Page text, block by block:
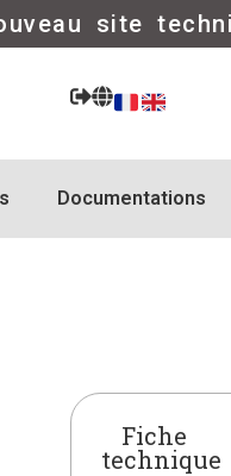
site
Documentations
Fiche
technique